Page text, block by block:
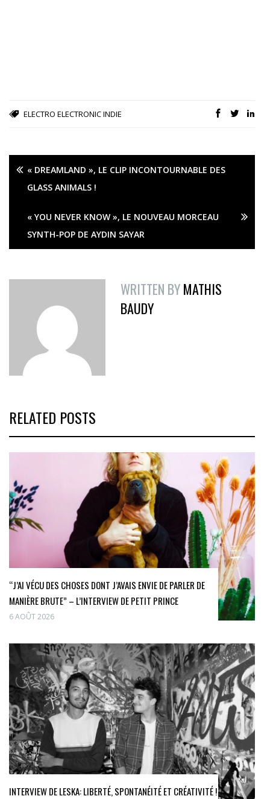
ELECTRO ELECTRONICINDIE
« DREAMLAND », LE CLIP INCONTOURNABLE DES
GLASS ANIMALS !
« YOU NEVER KNOW », LE NOUVEAU MORCEAU
SYNTH-POP DE AYDIN SAYAR
WRITTEN BYMATHIS
BAUDY
RELATED POSTS
“J’AI VÉCU DES CHOSES DONT J’AVAIS ENVIE DE PARLER DE
MANIÈRE BRUTE” – L’INTERVIEW DE PETIT PRINCE
6 AOÛT 2026
INTERVIEW DE LESKA: LIBERTÉ, SPONTANÉITÉ ET CRÉATIVITÉ !